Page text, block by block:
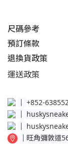
尺碼參考
預訂條款
退換貨政策​
運送政策​
│ +852-
│
│ 旺角彌敦道